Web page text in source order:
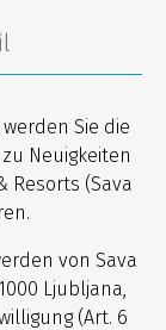
Sie die
Neuigkeiten
Resorts (Sava
von Sava
Ljubljana,
(Art. 6